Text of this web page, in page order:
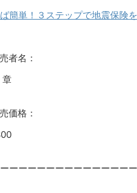
簡単！３ステップで地震保険
者名：
章
価格：
ーーーーーーーーーーーーー